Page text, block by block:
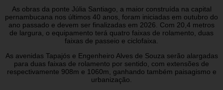
As obras da ponte Júlia Santiago, a maior construída na capital
pernambucana nos últimos 40 anos, foram iniciadas em outubro do
ano passado e devem ser finalizadas em 2026. Com 20,4 metros
de largura, o equipamento terá quatro faixas de rolamento, duas
faixas de passeio e ciclofaixa.
As avenidas Tapajós e Engenheiro Alves de Souza serão alargadas
para duas faixas de rolamento por sentido, com extensões de
respectivamente 908m e 1060m, ganhando também paisagismo e
urbanização.